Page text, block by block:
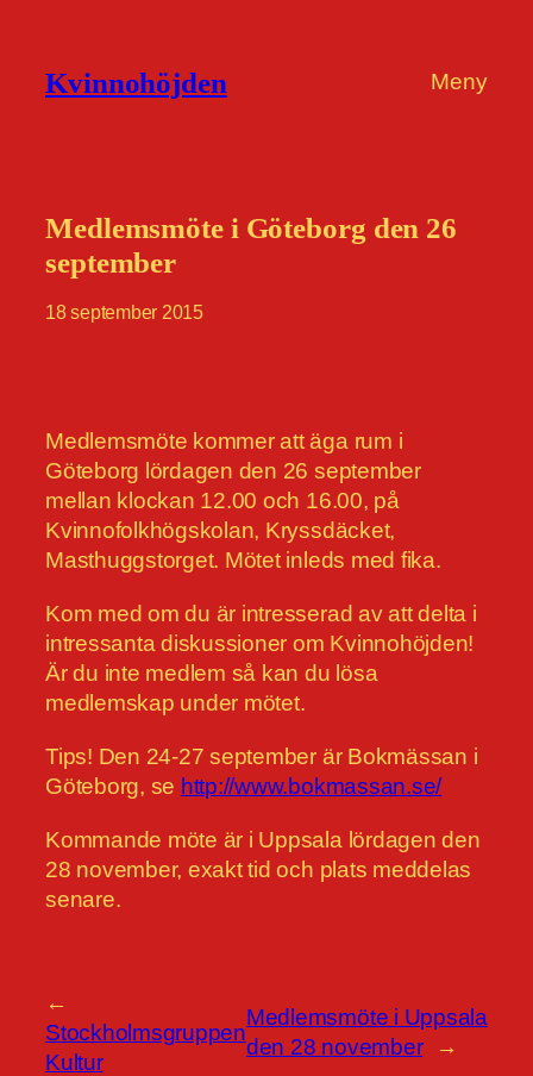
innehåll
Kvinnohöjden Meny
Medlemsmöte i Göteborg den 26
september
18 september 2015
Medlemsmöte kommer att äga rum i
Göteborg lördagen den 26 september
mellan klockan 12.00 och 16.00, på
Kvinnofolkhögskolan, Kryssdäcket,
Masthuggstorget. Mötet inleds med fika.
Kom med om du är intresserad av att delta i
intressanta diskussioner om Kvinnohöjden!
Är du inte medlem så kan du lösa
medlemskap under mötet.
Tips! Den 24-27 september är Bokmässan i
Göteborg, se http://www.bokmassan.se/
Kommande möte är i Uppsala lördagen den
28 november, exakt tid och plats meddelas
senare.
←
Stockholmsgruppen
Kultur
Medlemsmöte i Uppsala
den 28 november
→